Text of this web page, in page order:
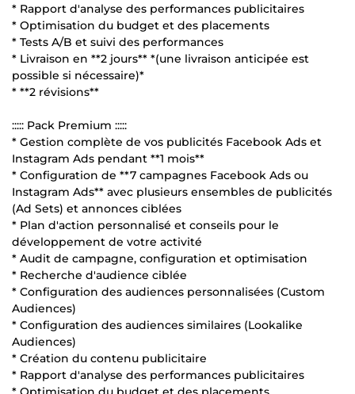
* Rapport d'analyse des performances publicitaires
* Optimisation du budget et des placements
* Tests A/B et suivi des performances
* Livraison en **2 jours** *(une livraison anticipée est
possible si nécessaire)*
* **2 révisions**
::::: Pack Premium :::::
* Gestion complète de vos publicités Facebook Ads et
Instagram Ads pendant **1 mois**
* Configuration de **7 campagnes Facebook Ads ou
Instagram Ads** avec plusieurs ensembles de publicités
(Ad Sets) et annonces ciblées
* Plan d'action personnalisé et conseils pour le
développement de votre activité
* Audit de campagne, configuration et optimisation
* Recherche d'audience ciblée
* Configuration des audiences personnalisées (Custom
Audiences)
* Configuration des audiences similaires (Lookalike
Audiences)
* Création du contenu publicitaire
* Rapport d'analyse des performances publicitaires